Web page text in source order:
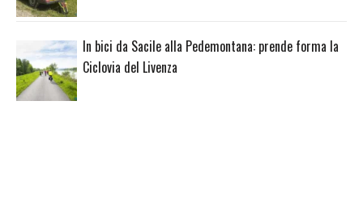
In bici da Sacile alla Pedemontana: prende forma la
Ciclovia del Livenza